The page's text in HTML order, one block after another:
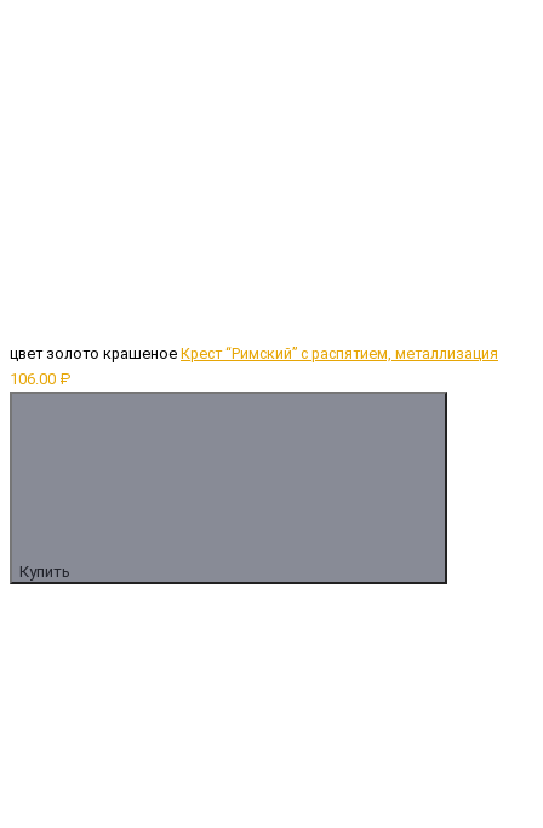
цвет золото крашеное Крест “Римский” с распятием, металлизация
106.00 ₽
Купить